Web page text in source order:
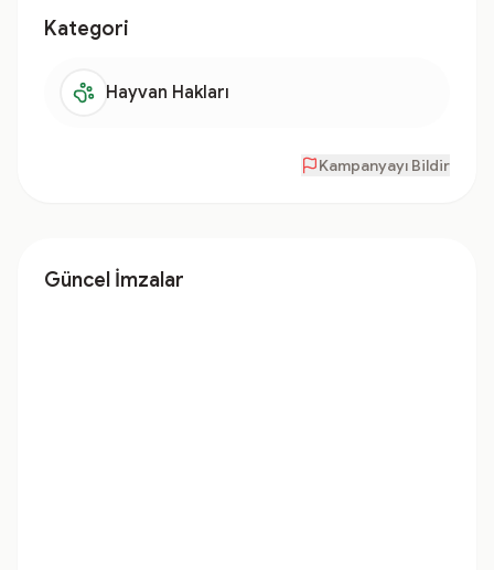
Kategori
Hayvan Hakları
Kampanyayı Bildir
Güncel İmzalar